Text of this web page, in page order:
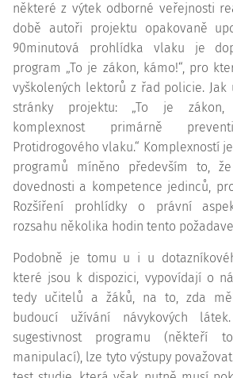
některé z výtek odborné veřejnosti
době autoři projektu opakovaně
90minutová prohlídka vlaku je
program „To je zákon, kámo!“, pro
vyškolených lektorů z řad policie.
stránky projektu: „To je zákon,
komplexnost primárně
Protidrogového vlaku.“ Komplexností
programů míněno především to,
dovednosti a kompetence jedinců,
Rozšíření prohlídky o právní
rozsahu několika hodin tento
Podobně je tomu u i u
které jsou k dispozici, vypovídají o
tedy učitelů a žáků, na to, zda
budoucí užívání návykových
sugestivnost programu (někteří
manipulací), lze tyto výstupy